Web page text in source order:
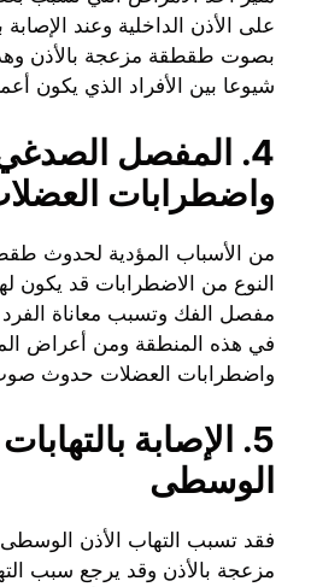
على الأذن الداخلية وعند
بصوت طقطقة مزعجة بالأذن وهذه
شيوعا بين الأفراد الذي يكون أعمارهم بين
4. المفصل
واضطرابات
من الأسباب المؤدية لحدوث
النوع من الاضطرابات قد يكون
مفصل الفك وتسبب معاناة الفرد
في هذه المنطقة ومن أعراض
واضطرابات العضلات حدوث
5. الإصابة
الوسطى
فقد تسبب التهاب الأذن
مزعجة بالأذن وقد يرجع سبب